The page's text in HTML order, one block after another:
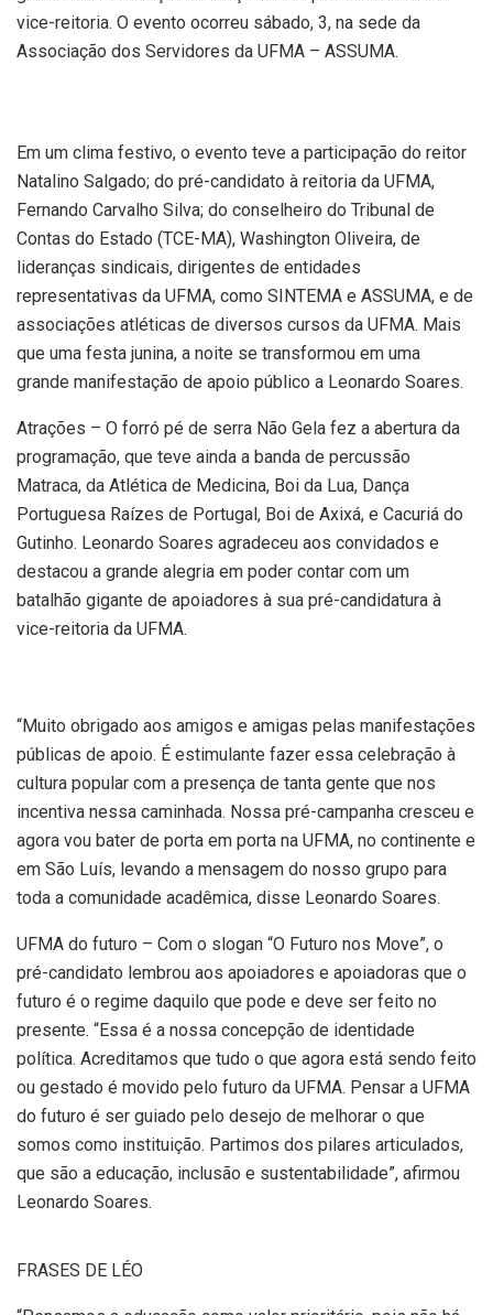
vice-reitoria. O evento ocorreu sábado, 3, na sede da
Associação dos Servidores da UFMA – ASSUMA.
Em um clima festivo, o evento teve a participação do reitor
Natalino Salgado; do pré-candidato à reitoria da UFMA,
Fernando Carvalho Silva; do conselheiro do Tribunal de
Contas do Estado (TCE-MA), Washington Oliveira, de
lideranças sindicais, dirigentes de entidades
representativas da UFMA, como SINTEMA e ASSUMA, e de
associações atléticas de diversos cursos da UFMA. Mais
que uma festa junina, a noite se transformou em uma
grande manifestação de apoio público a Leonardo Soares.
Atrações – O forró pé de serra Não Gela fez a abertura da
programação, que teve ainda a banda de percussão
Matraca, da Atlética de Medicina, Boi da Lua, Dança
Portuguesa Raízes de Portugal, Boi de Axixá, e Cacuriá do
Gutinho. Leonardo Soares agradeceu aos convidados e
destacou a grande alegria em poder contar com um
batalhão gigante de apoiadores à sua pré-candidatura à
vice-reitoria da UFMA.
“Muito obrigado aos amigos e amigas pelas manifestações
públicas de apoio. É estimulante fazer essa celebração à
cultura popular com a presença de tanta gente que nos
incentiva nessa caminhada. Nossa pré-campanha cresceu e
agora vou bater de porta em porta na UFMA, no continente e
em São Luís, levando a mensagem do nosso grupo para
toda a comunidade acadêmica, disse Leonardo Soares.
UFMA do futuro – Com o slogan “O Futuro nos Move”, o
pré-candidato lembrou aos apoiadores e apoiadoras que o
futuro é o regime daquilo que pode e deve ser feito no
presente. “Essa é a nossa concepção de identidade
política. Acreditamos que tudo o que agora está sendo feito
ou gestado é movido pelo futuro da UFMA. Pensar a UFMA
do futuro é ser guiado pelo desejo de melhorar o que
somos como instituição. Partimos dos pilares articulados,
que são a educação, inclusão e sustentabilidade”, afirmou
Leonardo Soares.
FRASES DE LÉO